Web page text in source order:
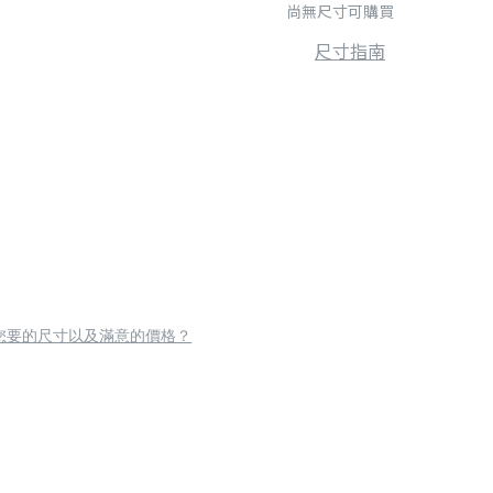
尚無尺寸可購買
尺寸指南
要的尺寸以及滿意的價格？